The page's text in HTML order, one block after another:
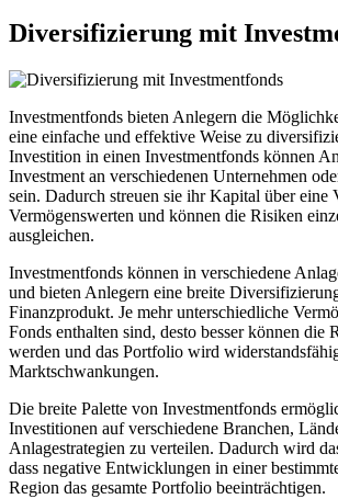
Diversifizierung mit
Investmentfonds bieten Anlegern die
eine einfache und effektive Weise zu
Investition in einen Investmentfonds können
Investment an verschiedenen Unternehmen
sein. Dadurch streuen sie ihr Kapital über eine
Vermögenswerten und können die Risiken
ausgleichen.
Investmentfonds können in verschiedene
und bieten Anlegern eine breite
Finanzprodukt. Je mehr unterschiedliche
Fonds enthalten sind, desto besser können die
werden und das Portfolio wird
Marktschwankungen.
Die breite Palette von Investmentfonds
Investitionen auf verschiedene Branchen,
Anlagestrategien zu verteilen. Dadurch wird
dass negative Entwicklungen in einer
Region das gesamte Portfolio beeinträchtigen.